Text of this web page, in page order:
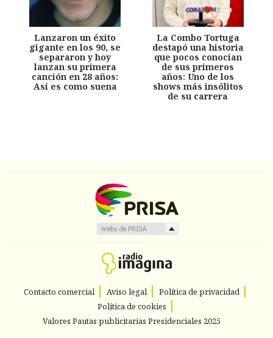
Lanzaron un éxito
gigante en los 90, se
separaron y hoy
lanzan su primera
canción en 28 años:
Así es como suena
La Combo Tortuga
destapó una historia
que pocos conocían
de sus primeros
años: Uno de los
shows más insólitos
de su carrera
Contacto comercial Aviso legal
Política de privacidad
Política de cookies
Valores Pautas publicitarias Presidenciales 2025